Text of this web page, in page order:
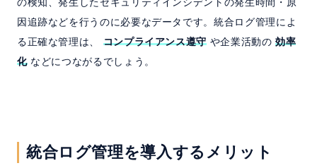
因追跡などを行うのに必要なデータです。統合ログ管理によ
る正確な管理は、 コンプライアンス遵守 や企業活動の効率
化などにつながるでしょう。
統合ログ管理を導入するメリット